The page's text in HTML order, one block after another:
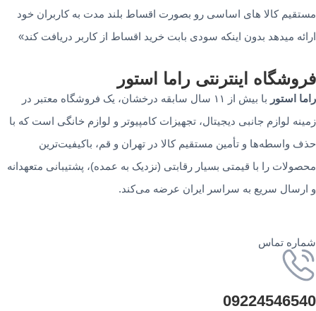
مستقیم کالا های اساسی رو بصورت اقساط بلند مدت به کاربران خود
ارائه میدهد بدون اینکه سودی بابت خرید اقساط از کاربر دریافت کند»
فروشگاه‌ اینترنتی‌ راما استور
راما استور
با بیش از ۱۱ سال سابقه درخشان، یک فروشگاه معتبر در
زمینه لوازم جانبی دیجیتال، تجهیزات کامپیوتر و لوازم خانگی است که با
حذف واسطه‌ها و تأمین مستقیم کالا در تهران و قم، باکیفیت‌ترین
محصولات را با قیمتی بسیار رقابتی (نزدیک به عمده)، پشتیبانی متعهدانه
و ارسال سریع به سراسر ایران عرضه می‌کند.
شماره تماس
09224546540